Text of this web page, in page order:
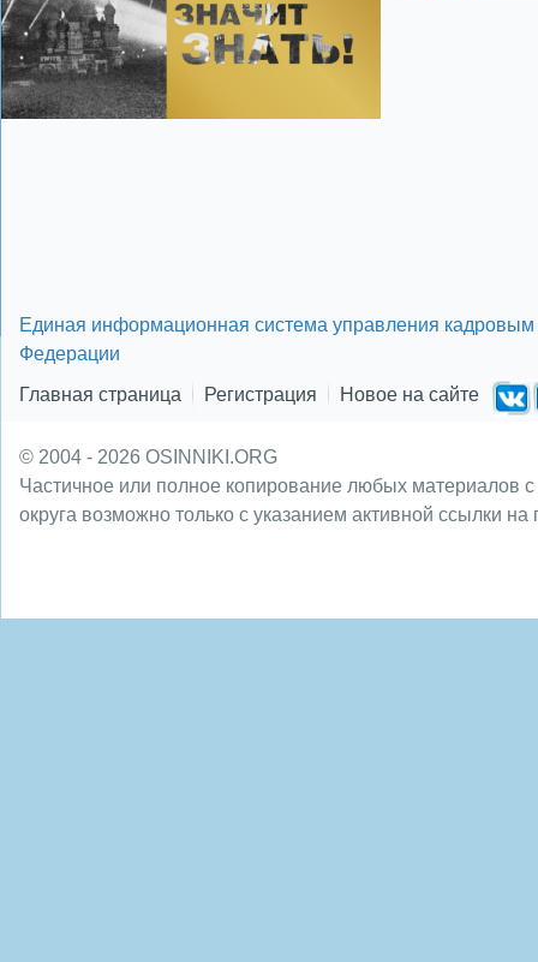
Единая информационная система управления кадровым
Федерации
Главная страница
Регистрация Новое на сайте
© 2004 - 2026 OSINNIKI.ORG
Частичное или полное копирование любых материалов
округа возможно только с указанием активной ссылки на